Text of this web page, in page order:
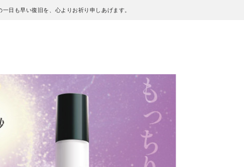
日も早い復旧を、心よりお祈り申しあげます。